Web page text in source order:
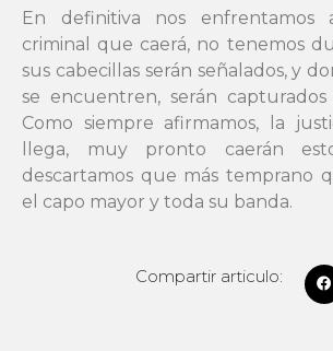
En definitiva nos enfrentamos
criminal que caerá, no tenemos
sus cabecillas serán señalados, y
se encuentren, serán capturados
Como siempre afirmamos, la
llega, muy pronto caerán
descartamos que más temprano
el capo mayor y toda su banda.
Compartir articulo: